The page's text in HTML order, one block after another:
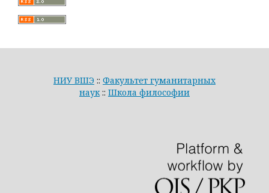
НИУ ВШЭ :: Факультет гуманитарных
наук :: Школа философии